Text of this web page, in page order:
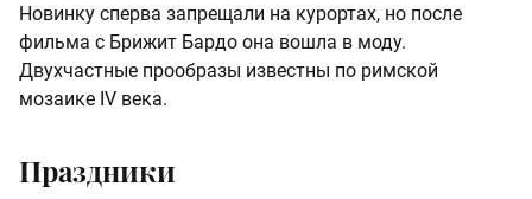
Новинку сперва запрещали на курортах, но после
фильма с Брижит Бардо она вошла в моду.
Двухчастные прообразы известны по римской
мозаике IV века.
Праздники